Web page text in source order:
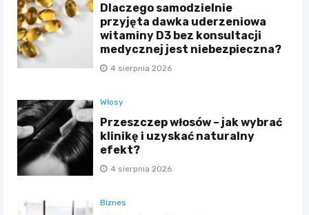
Dlaczego samodzielnie
przyjęta dawka uderzeniowa
witaminy D3 bez konsultacji
medycznej jest niebezpieczna?
4 sierpnia 2026
Włosy
Przeszczep włosów – jak wybrać
klinikę i uzyskać naturalny
efekt?
4 sierpnia 2026
Biznes